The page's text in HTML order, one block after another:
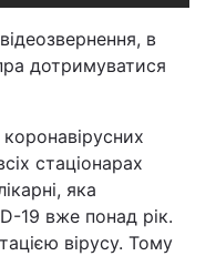
в
дотримуватися
стаціонарах
яка
19 вже понад рік.
вірусу. Тому